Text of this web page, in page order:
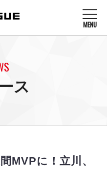
MENU
ス
MVPに！立川、